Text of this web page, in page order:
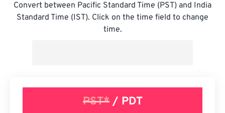
Convert between Pacific Standard Time (PST) and India
Standard Time (IST). Click on the time field to change
time.
PST*/ PDT